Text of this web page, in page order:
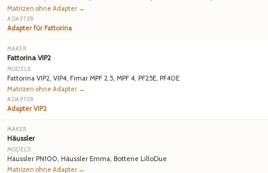
Matrizen ohne Adapter →
Adapter für Fattorina
Fattorina VIP2
Fattorina VIP2, VIP4, Fimar MPF 2.5, MPF 4, PF25E, PF40E
Matrizen ohne Adapter →
Adapter VIP2
Häussler
Häussler PN100, Häussler Emma, Bottene LilloDue
Matrizen ohne Adapter →